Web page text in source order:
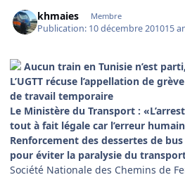
khmaies Membre
Publication: 10 décembre 201015
Aucun train en Tunisie n’est
L’UGTT récuse l’appellation de
de travail temporaire
Le Ministère du Transport :
tout à fait légale car l’erreur
Renforcement des dessertes de
pour éviter la paralysie du
Société Nationale des Chemins de